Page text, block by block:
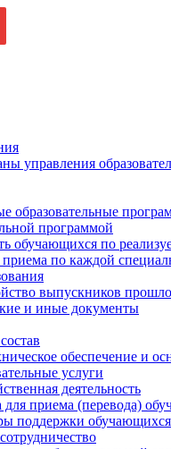
управления
образовательные
программой
обучающихся по
приема по каждой
выпускников
и иные документы
обеспечение и
услуги
деятельность
для приема (перевода)
поддержки обучающихся